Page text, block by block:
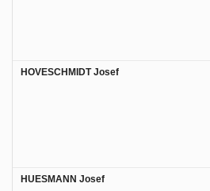
HOVESCHMIDT Josef
HUESMANN Josef